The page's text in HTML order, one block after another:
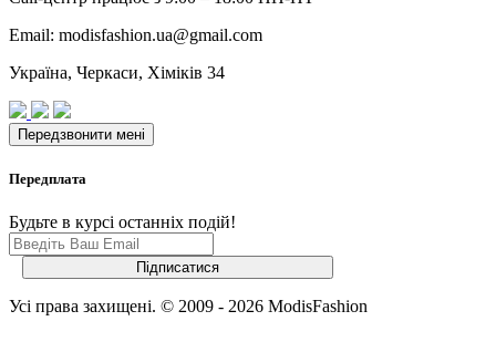
Email: modisfashion.ua@gmail.com
Україна, Черкаси, Хіміків 34
Передплата
Будьте в курсі останніх подій!
Усі права захищені. © 2009 - 2026 ModisFashion